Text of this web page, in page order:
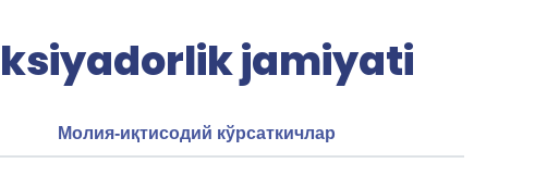
jamiyati
Молия-иқтисодий кўрсаткичлар